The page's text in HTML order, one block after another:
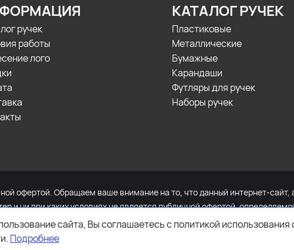
ручек
работы
лого
КАТАЛОГ РУЧЕК
Пластиковые
Металлические
Бумажные
Карандаши
Футляры для ручек
Наборы ручек
офертой. Обращаем ваше внимание на то, что данный интернет-
и ни при каких условиях не является публичной офертой,
и стоимости указанных товаров и (или) услуг, пожалуйста,
сайта, Вы соглашаетесь с политикой использования
Подробнее